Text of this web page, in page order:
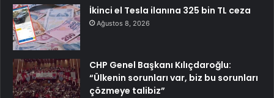
İkinci el Tesla ilanına 325 bin TL ceza
Ağustos 8, 2026
CHP Genel Başkanı Kılıçdaroğlu:
“Ülkenin sorunları var, biz bu sorunları
çözmeye talibiz”